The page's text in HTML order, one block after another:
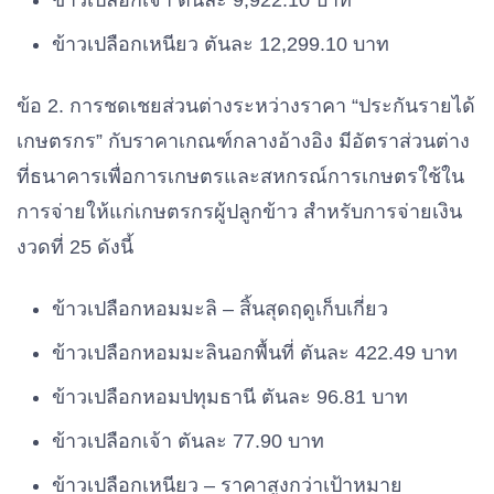
ข้าวเปลือกเหนียว ตันละ 12,299.10 บาท
ข้อ 2. การชดเชยส่วนต่างระหว่างราคา “ประกันรายได้
เกษตรกร” กับราคาเกณฑ์กลางอ้างอิง มีอัตราส่วนต่าง
ที่ธนาคารเพื่อการเกษตรและสหกรณ์การเกษตรใช้ใน
การจ่ายให้แก่เกษตรกรผู้ปลูกข้าว สำหรับการจ่ายเงิน
งวดที่ 25 ดังนี้
ข้าวเปลือกหอมมะลิ – สิ้นสุดฤดูเก็บเกี่ยว
ข้าวเปลือกหอมมะลินอกพื้นที่ ตันละ 422.49 บาท
ข้าวเปลือกหอมปทุมธานี ตันละ 96.81 บาท
ข้าวเปลือกเจ้า ตันละ 77.90 บาท
ข้าวเปลือกเหนียว – ราคาสูงกว่าเป้าหมาย